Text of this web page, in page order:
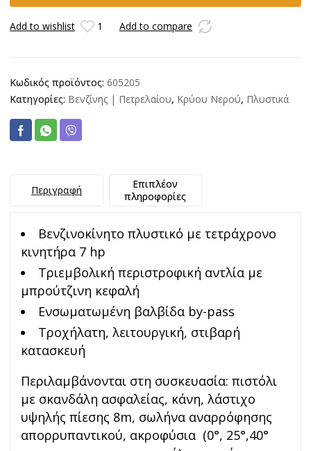
ποσότητα
Add to wishlist 1 Add to compare
Κωδικός προϊόντος: 605205
Κατηγορίες: Βενζίνης | Πετρελαίου, Κρύου Νερού, Πλυστικά
Περιγραφή
Επιπλέον
πληροφορίες
Βενζινοκίνητο πλυστικό με τετράχρονο
κινητήρα 7 hp
Τριεμβολική περιστροφική αντλία με
μπρούτζινη κεφαλή
Ενσωματωμένη βαλβίδα by-pass
Τροχήλατη, λειτουργική, στιβαρή
κατασκευή
Περιλαμβάνονται στη συσκευασία: πιστόλι
με σκανδάλη ασφαλείας, κάνη, λάστιχο
υψηλής πίεσης 8m, σωλήνα αναρρόφησης
απορρυπαντικού, ακροφύσια (0°, 25°,40°